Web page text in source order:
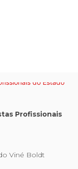
Profissionais
Viné Boldt